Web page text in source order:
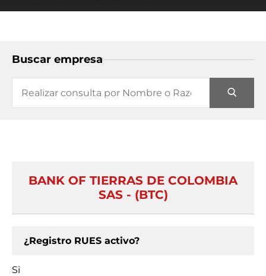
Buscar empresa
BANK OF TIERRAS DE COLOMBIA
SAS - (BTC)
¿Registro RUES activo?
Si